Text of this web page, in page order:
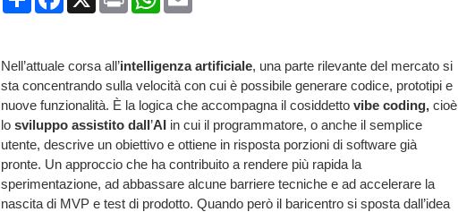
Nell’attuale corsa all’intelligenza artificiale, una parte rilevante del mercato si
sta concentrando sulla velocità con cui è possibile generare codice, prototipi e
nuove funzionalità. È la logica che accompagna il cosiddetto vibe coding, cioè
lo sviluppo assistito dall’AI in cui il programmatore, o anche il semplice
utente, descrive un obiettivo e ottiene in risposta porzioni di software già
pronte. Un approccio che ha contribuito a rendere più rapida la
sperimentazione, ad abbassare alcune barriere tecniche e ad accelerare la
nascita di MVP e test di prodotto. Quando però il baricentro si sposta dall’idea